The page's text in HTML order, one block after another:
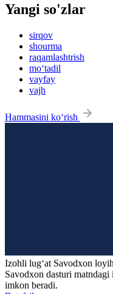
Yangi so'zlar
sirqov
shourma
raqamlashtrish
mo‘tadil
vayfay
vajh
Hammasini ko‘rish
Izohli lugʻat Savodxon
Savodxon dasturi
imkon beradi.